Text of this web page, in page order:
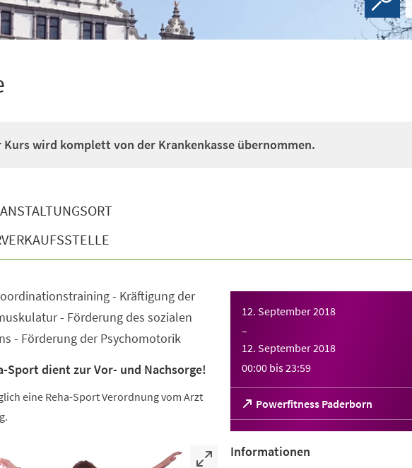
Kurs wird komplett von der Krankenkasse übernommen.
12. September 2018
–
12. September 2018
00:00 bis23:59
Powerfitness Paderborn
(Öffnet
in
einem
neuen
Tab)
- Kräftigung der
- Förderung des sozialen
- Förderung der Psychomotorik
Sport dient zur Vor- und Nachsorge!
eine Reha-Sport Verordnung vom Arzt
Informationen